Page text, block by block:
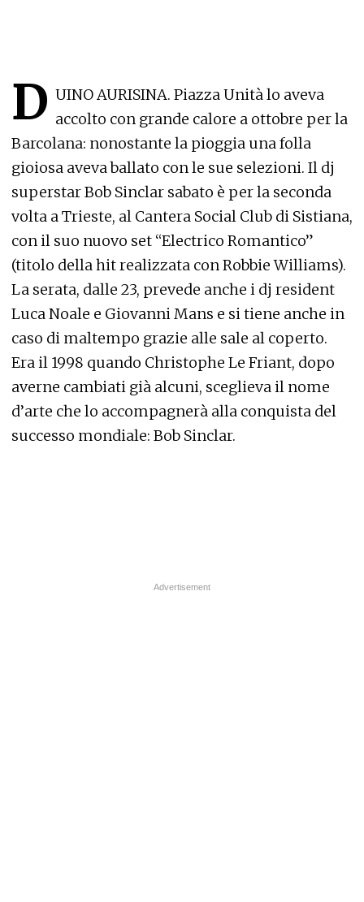
D UINO AURISINA. Piazza Unità lo aveva
accolto con grande calore a ottobre per la
Barcolana: nonostante la pioggia una folla
gioiosa aveva ballato con le sue selezioni. Il dj
superstar Bob Sinclar sabato è per la seconda
volta a Trieste, al Cantera Social Club di Sistiana,
con il suo nuovo set “Electrico Romantico”
(titolo della hit realizzata con Robbie Williams).
La serata, dalle 23, prevede anche i dj resident
Luca Noale e Giovanni Mans e si tiene anche in
caso di maltempo grazie alle sale al coperto.
Era il 1998 quando Christophe Le Friant, dopo
averne cambiati già alcuni, sceglieva il nome
d’arte che lo accompagnerà alla conquista del
successo mondiale: Bob Sinclar.